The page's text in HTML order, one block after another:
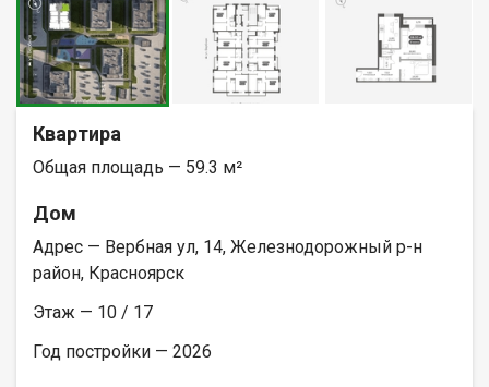
Квартира
Общая площадь — 59.3 м²
Дом
Адрес — Вербная ул, 14, Железнодорожный р-н
район, Красноярск
Этаж — 10 / 17
Год постройки — 2026